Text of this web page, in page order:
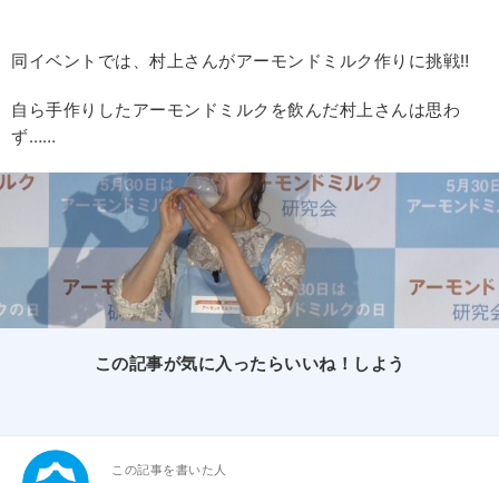
同イベントでは、村上さんがアーモンドミルク作りに挑戦‼
自ら手作りしたアーモンドミルクを飲んだ村上さんは思わ
ず……
この記事が気に入ったらいいね！しよう
この記事を書いた人